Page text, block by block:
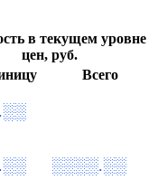
в текущем уровне
цен, руб.
Всего
░░░░.░░